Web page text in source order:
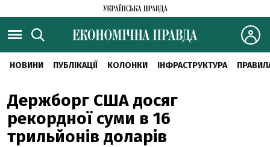
НОВИНИ ПУБЛІКАЦІЇ КОЛОНКИ ІНФРАСТРУКТУРА
Держборг США досяг
рекордної суми в 16
трильйонів доларів